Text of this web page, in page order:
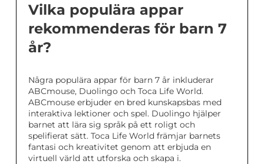
Vilka populära appar
rekommenderas för barn 7
år?
Några populära appar för barn 7 år inkluderar
ABCmouse, Duolingo och Toca Life World.
ABCmouse erbjuder en bred kunskapsbas med
interaktiva lektioner och spel. Duolingo hjälper
barnet att lära sig språk på ett roligt och
spelifierat sätt. Toca Life World främjar barnets
fantasi och kreativitet genom att erbjuda en
virtuell värld att utforska och skapa i.